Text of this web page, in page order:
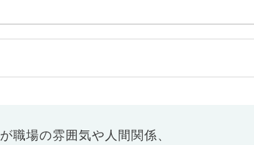
が職場の雰囲気や人間関係、